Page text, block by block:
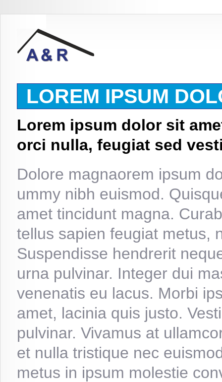
LOREM IPSUM
Lorem ipsum dolor sit
orci nulla, feugiat sed
Dolore magnaorem ipsum
ummy nibh euismod.
amet tincidunt magna.
tellus sapien feugiat metus,
Suspendisse hendrerit
urna pulvinar. Integer dui
venenatis eu lacus. Morbi
amet, lacinia quis justo.
pulvinar. Vivamus at
et nulla tristique nec
metus in ipsum molestie